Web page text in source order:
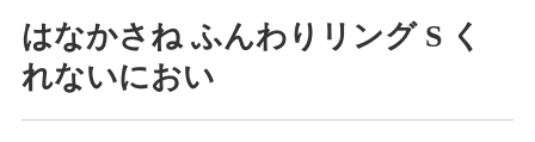
はなかさね ふんわりリング S く
れないにおい